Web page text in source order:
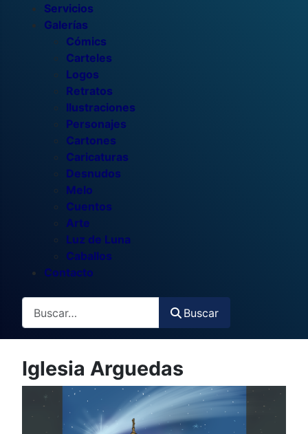
Servicios
Galerías
Cómics
Carteles
Logos
Retratos
Ilustraciones
Personajes
Cartones
Caricaturas
Desnudos
Melo
Cuentos
Arte
Luz de Luna
Caballos
Contacto
Buscar
Buscar
Iglesia Arguedas